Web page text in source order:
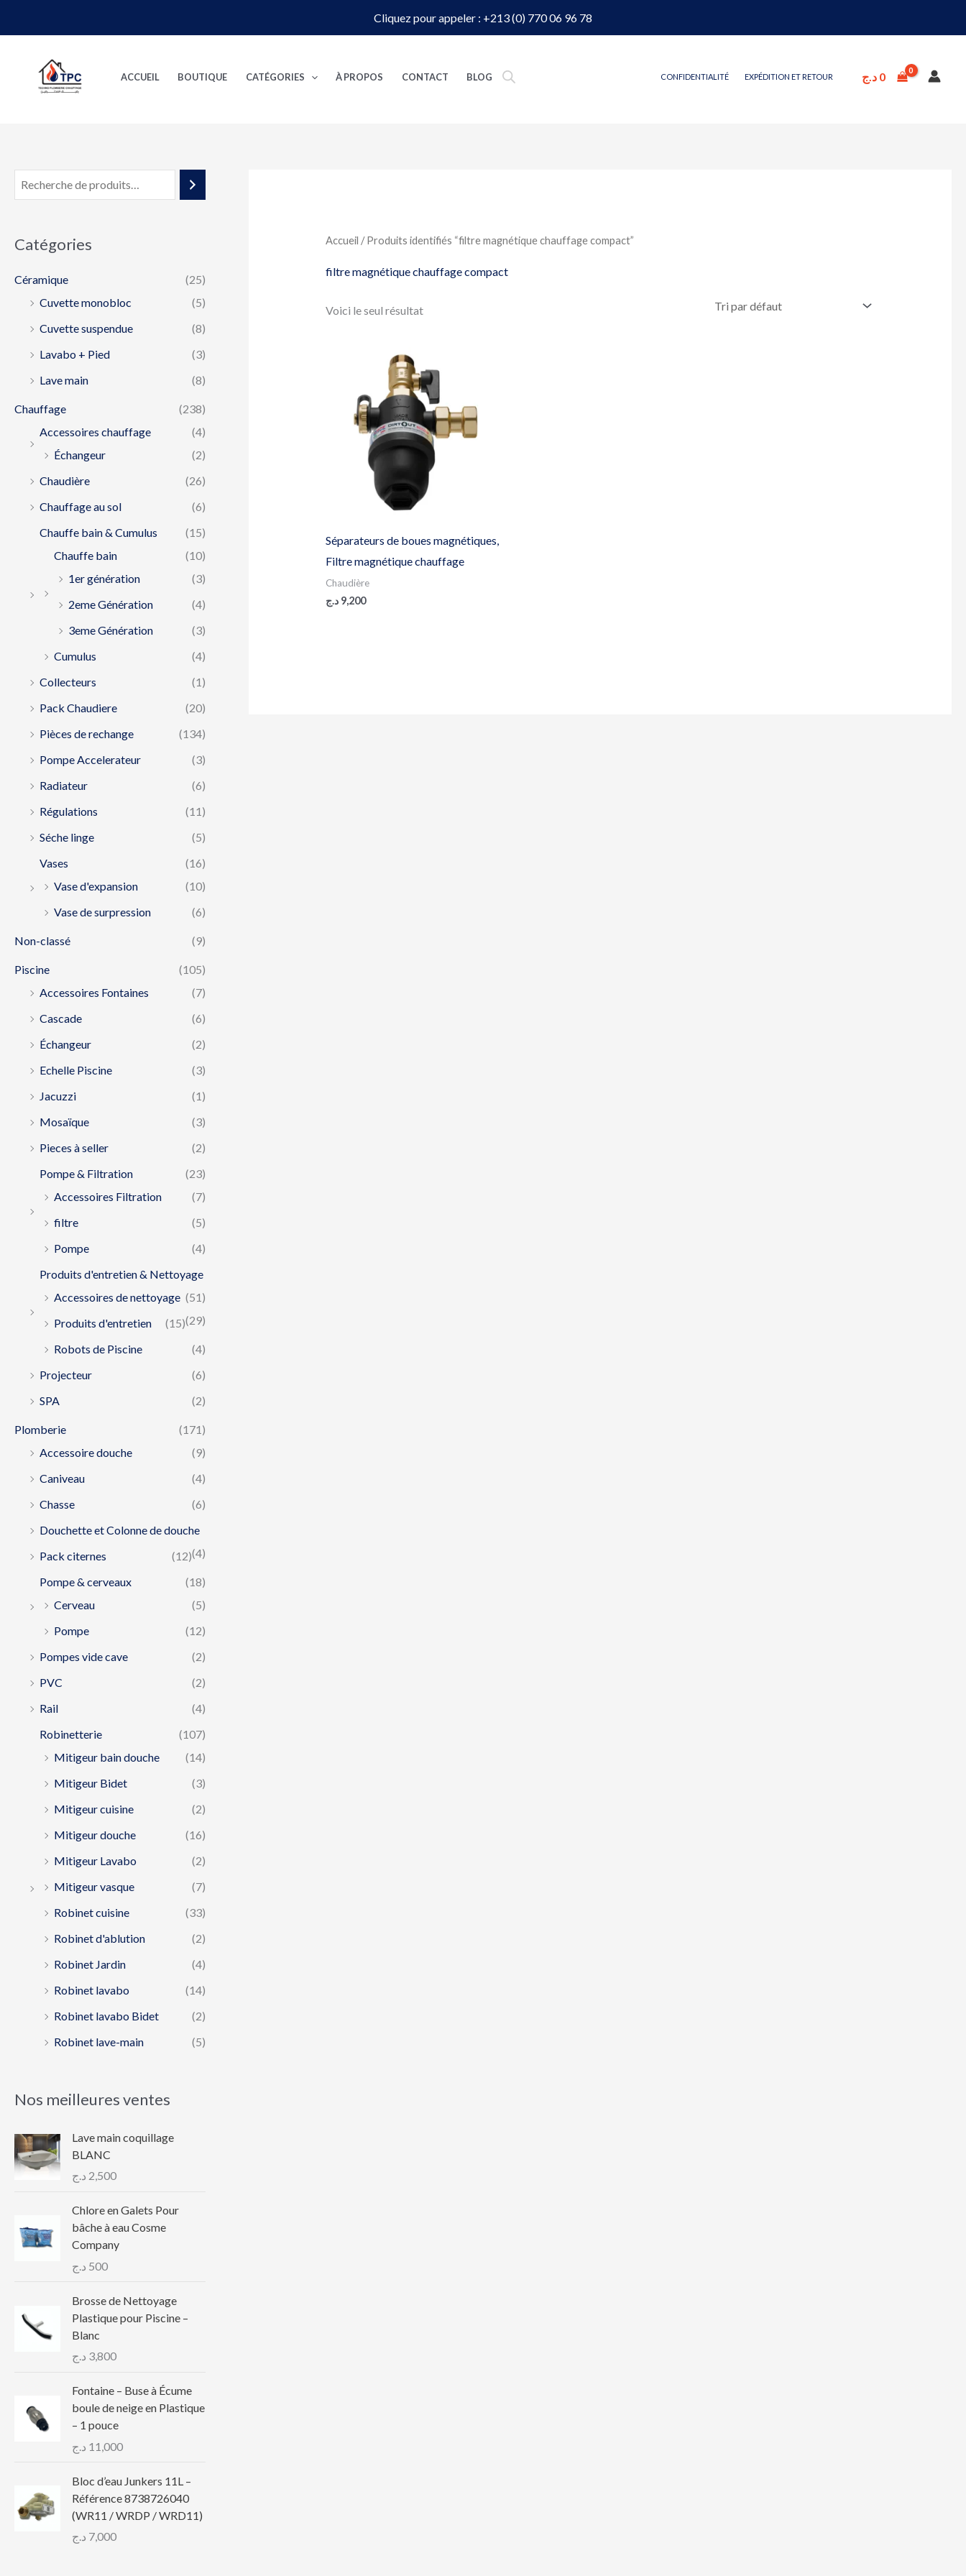
Cliquez pour appeler : +213 (0) 770 06 96 78
ACCUEIL BOUTIQUE CATÉGORIES À PROPOS CONTACT BLOG CONFIDENTIALITÉ EXPÉDITION ET RETOUR 0 د.ج
Catégories
Céramique
(25)
Cuvette monobloc
(5)
Cuvette suspendue
(8)
Lavabo + Pied
(3)
Lave main
(8)
Chauffage
(238)
Accessoires chauffage
(4)
Échangeur
(2)
Chaudière
(26)
Chauffage au sol
(6)
Chauffe bain & Cumulus
(15)
Chauffe bain
(10)
1er génération
(3)
2eme Génération
(4)
3eme Génération
(3)
Cumulus
(4)
Collecteurs
(1)
Pack Chaudiere
(20)
Pièces de rechange
(134)
Pompe Accelerateur
(3)
Radiateur
(6)
Régulations
(11)
Séche linge
(5)
Vases
(16)
Vase d'expansion
(10)
Vase de surpression
(6)
Non-classé (9)
Piscine
(105)
Accessoires Fontaines
(7)
Cascade
(6)
Échangeur
(2)
Echelle Piscine
(3)
Jacuzzi
(1)
Mosaïque
(3)
Pieces à seller
(2)
Pompe & Filtration
(23)
Accessoires Filtration
(7)
filtre
(5)
Pompe
(4)
Produits d'entretien & Nettoyage
(51)
Accessoires de nettoyage
(29)
Produits d'entretien
(15)
Robots de Piscine
(4)
Projecteur
(6)
SPA
(2)
Plomberie
(171)
Accessoire douche
(9)
Caniveau
(4)
Chasse
(6)
Douchette et Colonne de douche
(4)
Pack citernes
(12)
Pompe & cerveaux
(18)
Cerveau
(5)
Pompe
(12)
Pompes vide cave
(2)
PVC
(2)
Rail
(4)
Robinetterie
(107)
Mitigeur bain douche
(14)
Mitigeur Bidet
(3)
Mitigeur cuisine
(2)
Mitigeur douche
(16)
Mitigeur Lavabo
(2)
Mitigeur vasque
(7)
Robinet cuisine
(33)
Robinet d'ablution
(2)
Robinet Jardin
(4)
Robinet lavabo
(14)
Robinet lavabo Bidet
(2)
Robinet lave-main
(5)
Nos meilleures ventes
Lave main coquillage
BLANC
2,500 د.ج
Chlore en Galets Pour
bâche à eau Cosme
Company
500 د.ج
Brosse de Nettoyage
Plastique pour Piscine –
Blanc
3,800 د.ج
Fontaine – Buse à Écume
boule de neige en Plastique
– 1 pouce
11,000 د.ج
Bloc d’eau Junkers 11L –
Référence 8738726040
(WR11 / WRDP / WRD11)
7,000 د.ج
Accueil / Produits identifiés “filtre magnétique chauffage compact”
filtre magnétique chauffage compact
Voici le seul résultat
Séparateurs de boues magnétiques,
Filtre magnétique chauffage
Chaudière
9,200 د.ج